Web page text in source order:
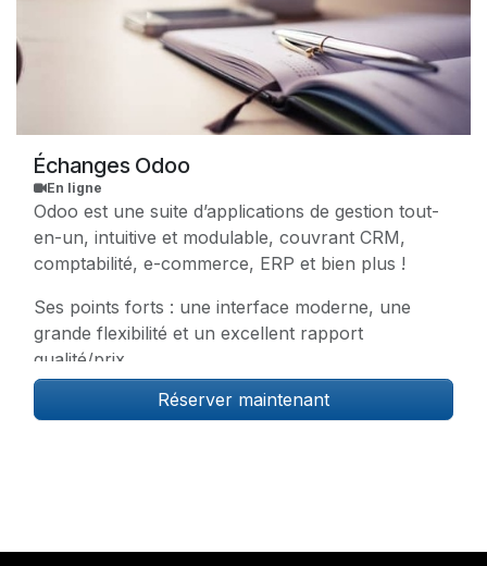
Échanges Odoo
En ligne
Odoo est une suite d’applications de gestion tout-
en-un, intuitive et modulable, couvrant CRM,
comptabilité, e-commerce, ERP et bien plus !
Ses points forts : une interface moderne, une
grande flexibilité et un excellent rapport
qualité/prix.
En tant que Odoo Partner officiel, nous sommes là
Réserver maintenant